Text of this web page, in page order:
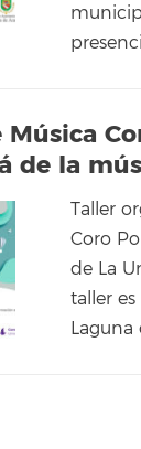
Música
de la
Taller
Coro
de La
taller